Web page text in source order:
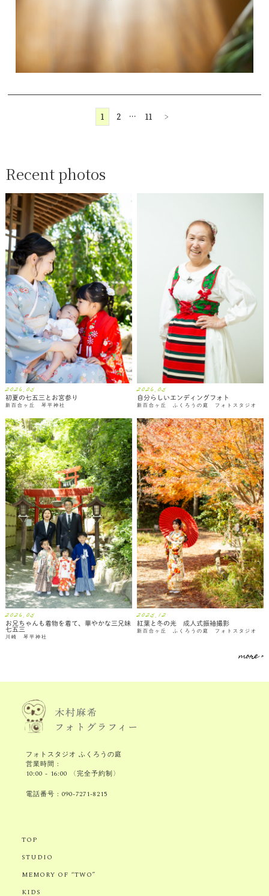
1 2 … 11 >
Recent photos
2026.05
初夏の七五三とお宮参り
新百合ヶ丘 琴平神社
2026.05
自分らしいエンディングフォト
新百合ヶ丘 ふくろうの庭 フォトスタジオ
2026.05
お兄ちゃんも着物を着て、華やかな三兄妹
七五三
川崎 琴平神社
2025.12
紅葉と冬の光 成人式振袖撮影
新百合ヶ丘 ふくろうの庭 フォトスタジオ
more >
フォトスタジオ ふくろうの庭
営業時間 :
10:00 - 16:00 〈完全予約制〉
電話番号 :090-7271-8215
TOP
STUDIO
MEMORY OF “TWO”
KIDS